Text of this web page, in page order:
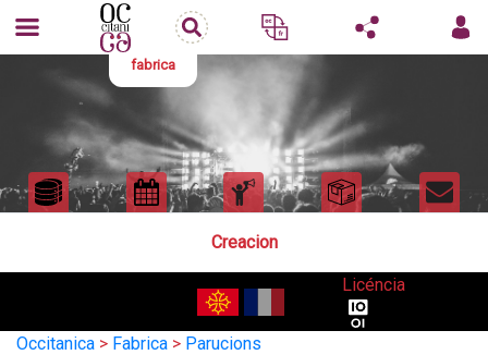
fabrica
Creacion
Licéncia
Occitanica > Fabrica > Parucions